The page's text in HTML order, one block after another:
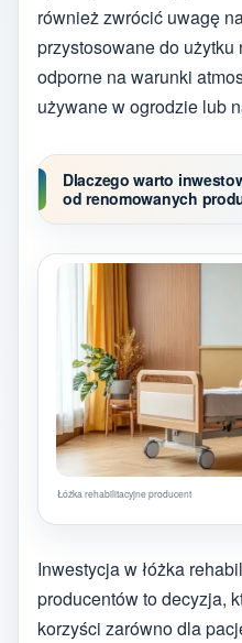
również zwrócić uwagę
przystosowane do użytku
odporne na warunki
używane w ogrodzie lub
Dlaczego warto
od renomowanych
Łóżka rehabilitacyjne producent
Inwestycja w łóżka
producentów to decyzja,
korzyści zarówno dla